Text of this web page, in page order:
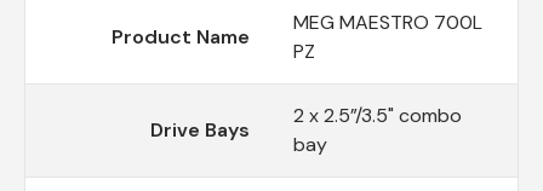
Product Name
MEG MAESTRO 700L
PZ
Drive Bays
2 x 2.5”/3.5" combo
bay